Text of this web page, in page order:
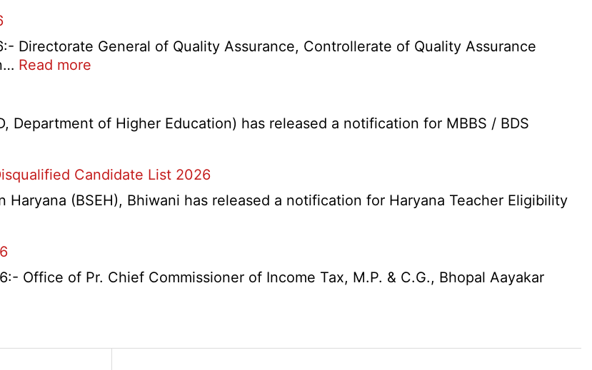
Directorate General of Quality Assurance, Controllerate of Quality Assurance
Read more
Skilled
Recruitment
2026
Department of Higher Education) has released a notification for MBBS / BDS
Candidate List 2026
(BSEH), Bhiwani has released a notification for Haryana Teacher Eligibility
Office of Pr. Chief Commissioner of Income Tax, M.P. & C.G., Bhopal Aayakar